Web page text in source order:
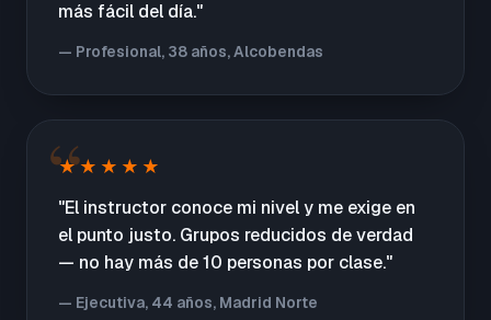
más fácil del día."
— Profesional, 38 años, Alcobendas
★★★★★
"El instructor conoce mi nivel y me exige en
el punto justo. Grupos reducidos de verdad
— no hay más de 10 personas por clase."
— Ejecutiva, 44 años, Madrid Norte